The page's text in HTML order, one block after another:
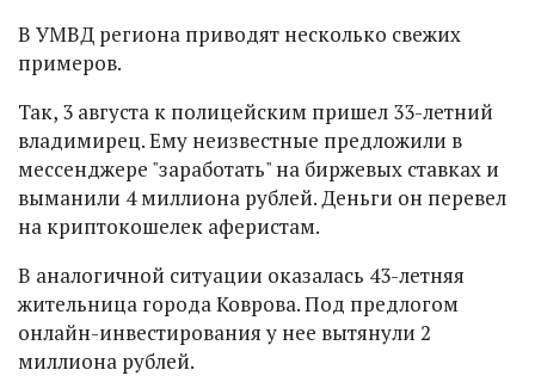
В УМВД региона приводят несколько свежих
примеров.
Так, 3 августа к полицейским пришел 33-летний
владимирец. Ему неизвестные предложили в
мессенджере "заработать" на биржевых ставках и
выманили 4 миллиона рублей. Деньги он перевел
на криптокошелек аферистам.
В аналогичной ситуации оказалась 43-летняя
жительница города Коврова. Под предлогом
онлайн-инвестирования у нее вытянули 2
миллиона рублей.